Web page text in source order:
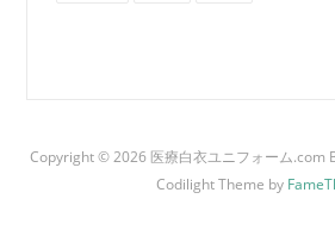
Copyright © 2026 医療白衣ユニフォーム.com
Codilight Theme by